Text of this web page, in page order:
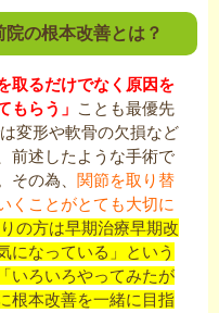
の根本改善とは？
取るだけでなく原因を
もらう」 ことも最優先
変形や軟骨の欠損など
前述したような手術で
その為、 関節を取り替
くことがとても大切に
の方は早期治療早期改
になっている」という
いろいろやってみたが
根本改善を一緒に目指